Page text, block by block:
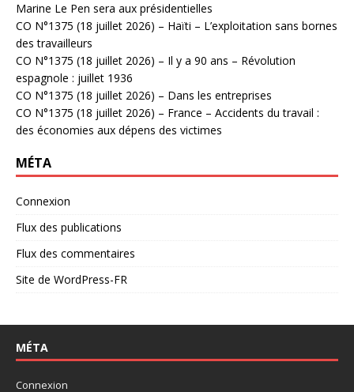
Marine Le Pen sera aux présidentielles
CO N°1375 (18 juillet 2026) – Haïti – L’exploitation sans bornes
des travailleurs
CO N°1375 (18 juillet 2026) – Il y a 90 ans – Révolution
espagnole : juillet 1936
CO N°1375 (18 juillet 2026) – Dans les entreprises
CO N°1375 (18 juillet 2026) – France – Accidents du travail :
des économies aux dépens des victimes
MÉTA
Connexion
Flux des publications
Flux des commentaires
Site de WordPress-FR
MÉTA
Connexion